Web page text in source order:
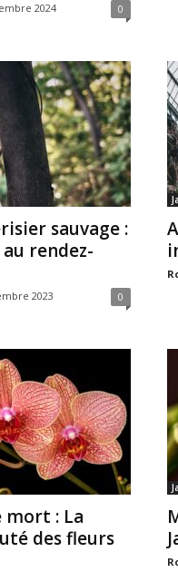
2024 0
sauvage :
rendez-
2023 0
mort : La
des fleurs